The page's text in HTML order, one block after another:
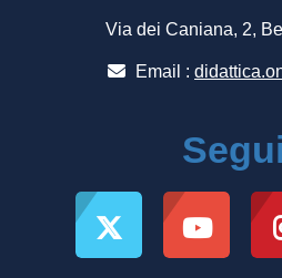
Via dei Caniana, 2,
Email :